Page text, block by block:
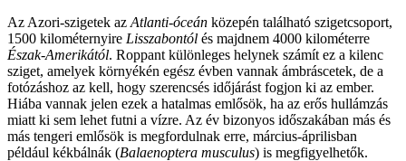
Az Azori-szigetek az Atlanti-óceán közepén található szigetcsoport,
1500 kilométernyire Lisszabontól és majdnem 4000 kilométerre
Észak-Amerikától. Roppant különleges helynek számít ez a kilenc
sziget, amelyek környékén egész évben vannak ámbráscetek, de a
fotózáshoz az kell, hogy szerencsés időjárást fogjon ki az ember.
Hiába vannak jelen ezek a hatalmas emlősök, ha az erős hullámzás
miatt ki sem lehet futni a vízre. Az év bizonyos időszakában más és
más tengeri emlősök is megfordulnak erre, március-áprilisban
például kékbálnák (Balaenoptera musculus) is megfigyelhetők.